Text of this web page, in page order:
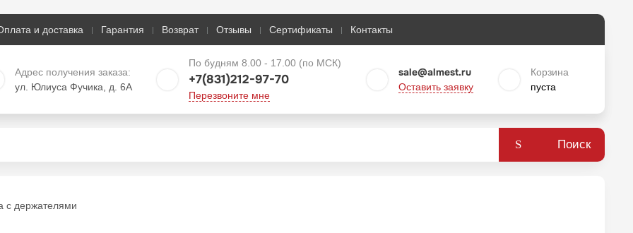
и доставка Гарантия Возврат Отзывы Сертификаты Контакты
Адрес получения заказа:
ул. Юлиуса Фучика, д. 6А
По будням 8.00 - 17.00 (по МСК)
+7(831)212-97-70
Перезвоните мне
sale@almest.ru
Оставить заявку
Корзина
пуста
Поиск
с держателями